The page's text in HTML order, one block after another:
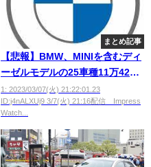
まとめ記事
【悲報】BMW、MINIを含むディ
ーゼルモデルの25車種11万427
台をリコール インテークマニホ
ールドが溶損し火災のおそれ
1: 2023/03/07(火) 21:22:01.23
ID:j4nALXUj9 3/7(火) 21:16配信 Impress
Watch...